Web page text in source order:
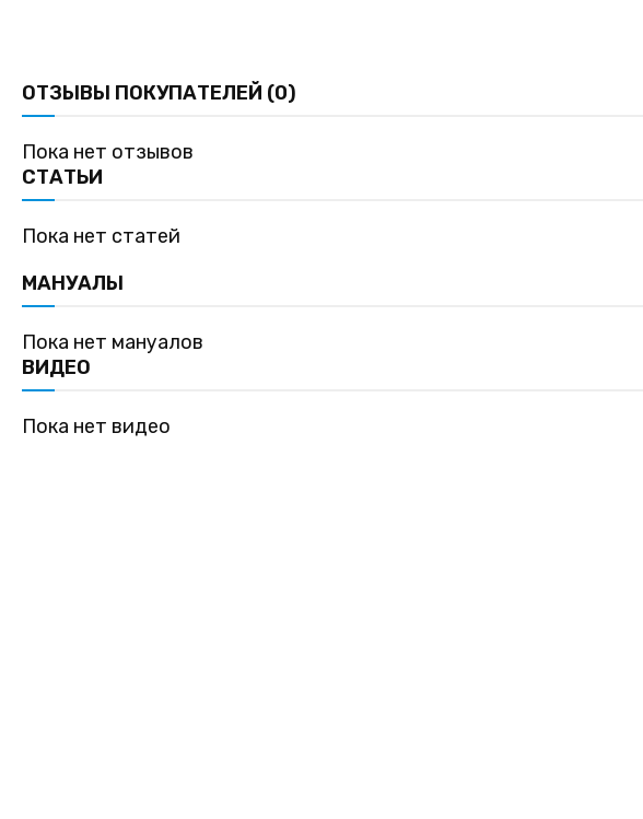
ОТЗЫВЫ ПОКУПАТЕЛЕЙ (0)
Пока нет отзывов
СТАТЬИ
Пока нет статей
МАНУАЛЫ
Пока нет мануалов
ВИДЕО
Пока нет видео